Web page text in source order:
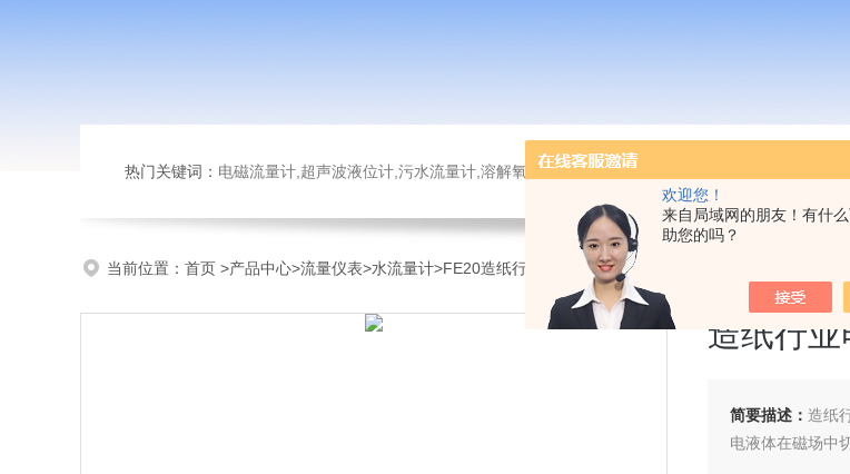
欢迎您！
来自局域网的朋友！有什
助您的吗？
热门关键词： 电磁流量计,超声波液位计,污水流量计,溶解氧仪,在线PH计,压力变送器
当前位置： 首页 >产品中心>流量仪表>水流量计>FE20造纸行业电磁流量计_kewill
造纸行
简要描述：造纸
电液体在磁场中